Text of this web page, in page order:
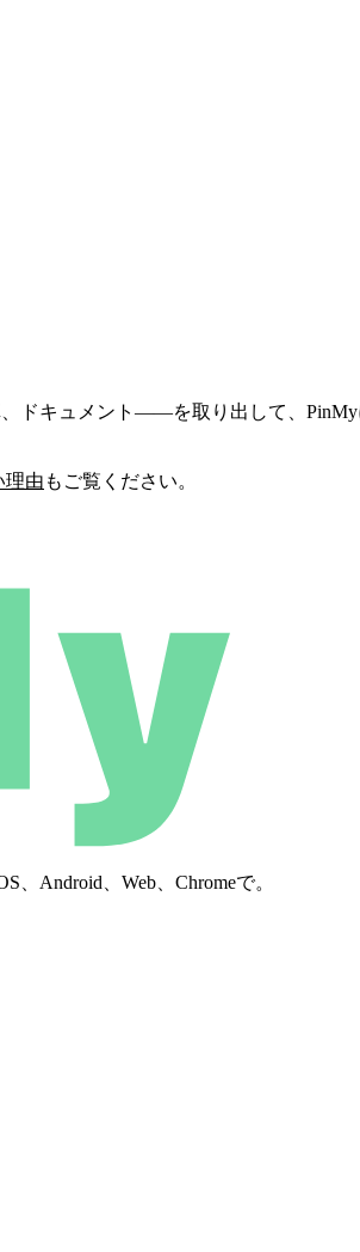
ドキュメント――を取り出して、
理由 もご覧ください。
Android、Web、Chromeで。